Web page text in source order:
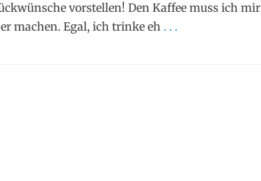
vorstellen! Den Kaffee muss ich mir
machen. Egal, ich trinke eh . . .